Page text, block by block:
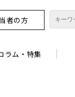
者の方
ラム・特集